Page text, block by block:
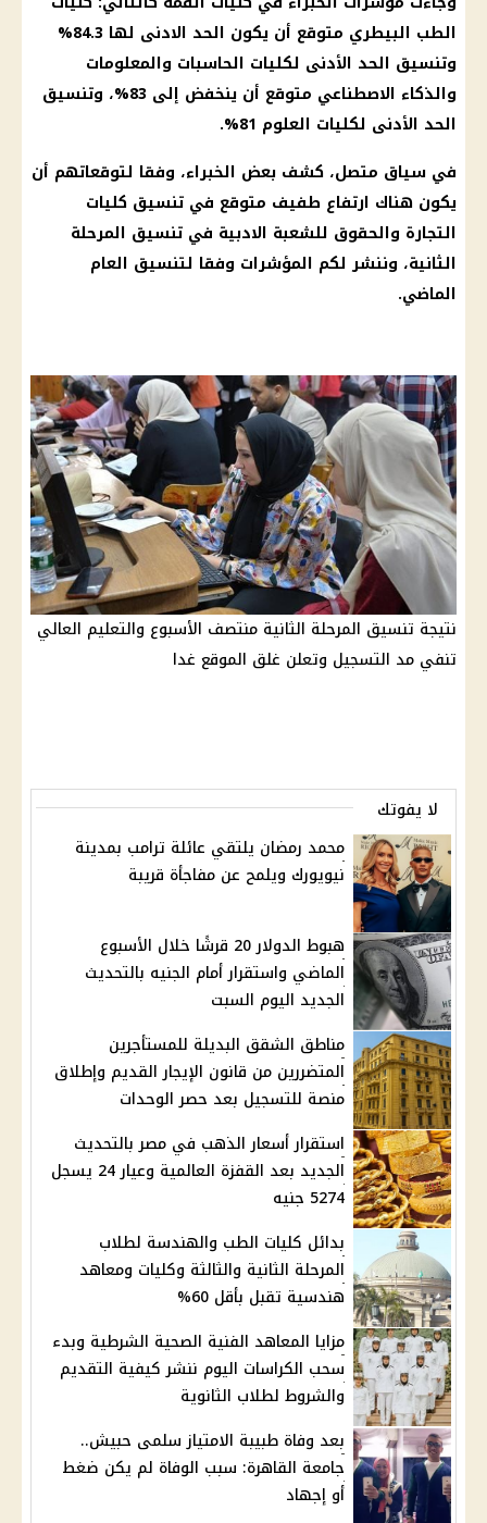
الطب البيطري
متوقع أن يكون الحد الادنى لها 84.3%
وتنسيق الحد الأدنى لكليات الحاسبات والمعلومات
والذكاء الاصطناعي متوقع أن ينخفض إلى 83%، وتنسيق
الحد الأدنى لكليات العلوم 81%.
في سياق متصل، كشف بعض الخبراء، وفقا لتوقعاتهم أن
يكون هناك ارتفاع طفيف متوقع في تنسيق كليات
التجارة والحقوق للشعبة الادبية في تنسيق المرحلة
الثانية، وننشر لكم المؤشرات وفقا لتنسيق العام
الماضي.
نتيجة تنسيق المرحلة الثانية منتصف الأسبوع والتعليم العالي
تنفي مد التسجيل وتعلن غلق الموقع غدا
لا يفوتك
محمد رمضان يلتقي عائلة ترامب بمدينة
نيويورك ويلمح عن مفاجأة قريبة
هبوط الدولار 20 قرشًا خلال الأسبوع
الماضي واستقرار أمام الجنيه بالتحديث
الجديد اليوم السبت
مناطق الشقق البديلة للمستأجرين
المتضررين من قانون الإيجار القديم وإطلاق
منصة للتسجيل بعد حصر الوحدات
استقرار أسعار الذهب في مصر بالتحديث
الجديد بعد القفزة العالمية وعيار 24 يسجل
5274 جنيه
بدائل كليات الطب والهندسة لطلاب
المرحلة الثانية والثالثة وكليات ومعاهد
هندسية تقبل بأقل 60%
مزايا المعاهد الفنية الصحية الشرطية وبدء
سحب الكراسات اليوم ننشر كيفية التقديم
والشروط لطلاب الثانوية
بعد وفاة طبيبة الامتياز سلمى حبيش..
جامعة القاهرة: سبب الوفاة لم يكن ضغط
أو إجهاد